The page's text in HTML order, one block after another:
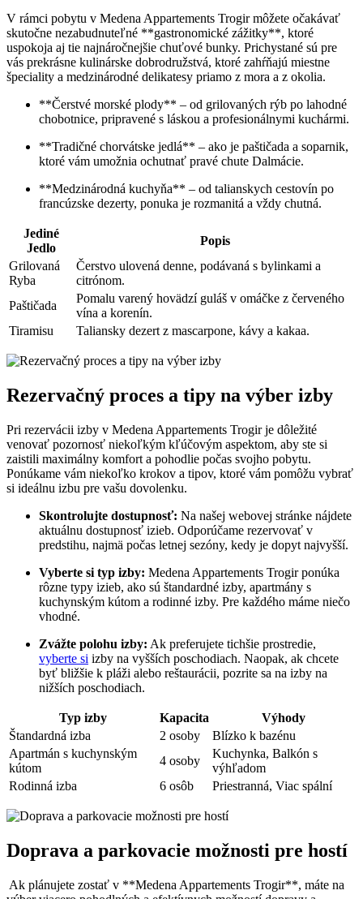
V ⁣rámci​ pobytu v ⁤Medena⁣ Appartements Trogir ​môžete očakávať
skutočne nezabudnuteľné **gastronomické zážitky**, ktoré
uspokoja aj⁤ tie najnáročnejšie chuťové bunky. Prichystané sú pre
vás prekrásne‍ kulinárske dobrodružstvá,‍ ktoré zahŕňajú miestne
špeciality‌ a medzinárodné delikatesy priamo z mora a z ​okolia.
**Čerstvé morské plody** – od grilovaných rýb po lahodné
chobotnice, pripravené s láskou a ⁣profesionálnymi kuchármi.
**Tradičné ‌chorvátske jedlá** – ako ⁢je‌ paštičada ⁣a soparnik,
ktoré vám umožnia ochutnať ‌pravé chute‌ Dalmácie.
**Medzinárodná⁣ kuchyňa** – od ‌talianskych cestovín po
francúzske dezerty, ⁢ponuka je rozmanitá a vždy chutná.
Jediné
Jedlo
Popis
Grilovaná
Ryba
Čerstvo ⁢ulovená denne,⁢ podávaná s ⁣bylinkami a
‍citrónom.
Paštičada
Pomalu varený hovädzí guláš⁣ v omáčke z‍ červeného
vína a‌ korenín.
Tiramisu
Taliansky ⁣dezert z mascarpone, kávy a⁤ kakaa.
Rezervačný proces a ​tipy na⁢ výber⁤ izby
Pri rezervácii izby v⁢ Medena Appartements Trogir je dôležité
venovať pozornosť niekoľkým kľúčovým ⁢aspektom, aby ste⁣ si ​
zaistili maximálny komfort a pohodlie počas svojho pobytu. ​
Ponúkame vám niekoľko ​krokov a tipov, ktoré⁣ vám⁤ pomôžu vybrať
si​ ideálnu izbu pre vašu dovolenku.
Skontrolujte dostupnosť: Na našej webovej ‌stránke nájdete
aktuálnu dostupnosť izieb. ‌Odporúčame⁣ rezervovať v
predstihu, najmä počas‍ letnej sezóny, kedy je​ dopyt najvyšší.
Vyberte si typ izby: Medena Appartements Trogir ponúka
rôzne typy⁢ izieb, ako sú štandardné⁤ izby, apartmány s
kuchynským kútom ⁢a rodinné izby. Pre každého máme niečo
vhodné.
Zvážte polohu izby: Ak⁤ preferujete tichšie prostredie,
vyberte si ⁣izby ⁢na‌ vyšších​ poschodiach. Naopak, ak chcete⁢
byť bližšie k pláži alebo reštaurácii, pozrite sa na‌ izby na
nižších poschodiach.
Typ‌ izby Kapacita
Výhody
Štandardná izba
2 osoby
Blízko k ⁢bazénu
Apartmán⁤ s ​kuchynským
kútom
4 osoby
Kuchynka, Balkón s
výhľadom
Rodinná izba
6 ‍osôb Priestranná, Viac spální
Doprava a parkovacie možnosti ⁣pre hostí
‍ Ak plánujete zostať v **Medena⁤ Appartements Trogir**,‍ máte na